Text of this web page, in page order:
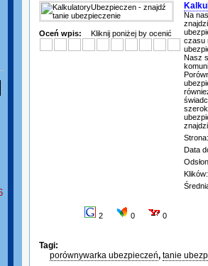
Oceń wpis: Kliknij poniżej by ocenić
Na
czasu
Nasz
Data
2 0 0
Tagi:
porównywarka ubezpieczeń, tanie